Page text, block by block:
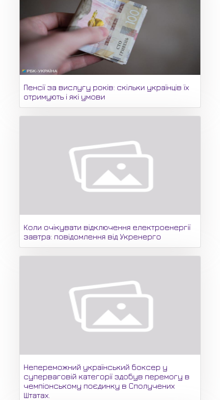
Пенсії за вислугу років: скільки українців їх
отримують і які умови
Коли очікувати відключення електроенергії
завтра: повідомлення від Укренерго
Непереможний український боксер у
суперваговій категорії здобув перемогу в
чемпіонському поєдинку в Сполучених
Штатах.